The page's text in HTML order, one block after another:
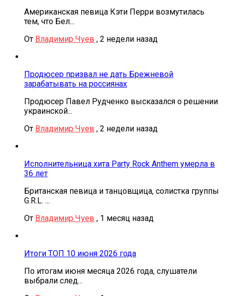
Американская певица Кэти Перри возмутилась
тем, что Бел...
От Владимир Чуев , 2 недели назад
Продюсер призвал не дать Брежневой
зарабатывать на россиянах
Продюсер Павел Рудченко высказался о решении
украинской...
От Владимир Чуев , 2 недели назад
Исполнительница хита Party Rock Anthem умерла в
36 лет
Британская певица и танцовщица, солистка группы
G.R.L. ...
От Владимир Чуев , 1 месяц назад
Итоги ТОП 10 июня 2026 года
По итогам июня месяца 2026 года, слушатели
выбрали след...